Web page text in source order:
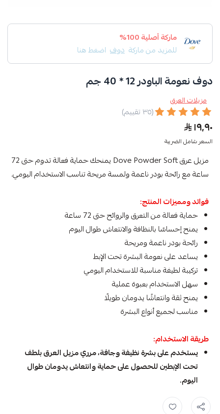
ماركة أصلية 100%
للمزيد من ماركة دوف اضغط هنا
دوف نعومة الباودر 12 * 40 جم
مزيلات العرق
(٣٥ تقييم)
١٩٫٩٠
السعر شامل الضريبة
مزيل عرق Dove Powder Soft يمنحك حماية فعالة تدوم حتى 72
ساعة مع رائحة بودر ناعمة ولمسة مريحة تناسب الاستخدام اليومي.
فوائد ومميزات المنتج:
حماية فعالة من التعرق والروائح حتى 72 ساعة
يمنح إحساسًا بالنظافة والانتعاش طوال اليوم
رائحة بودر ناعمة ومريحة
يساعد على نعومة البشرة تحت الإبط
تركيبة لطيفة مناسبة للاستخدام اليومي
سهل الاستخدام بعبوة عملية
يمنح ثقة وانتعاشًا يدومان طويلًا
مناسب لجميع أنواع البشرة
طريقة الاستخدام:
يستخدم على بشرة نظيفة وجافة، مرري مزيل العرق بلطف
تحت الإبطين للحصول على حماية وانتعاش يدومان طوال
اليوم.
Dove , دوف , مزيل عرق الوردي ,